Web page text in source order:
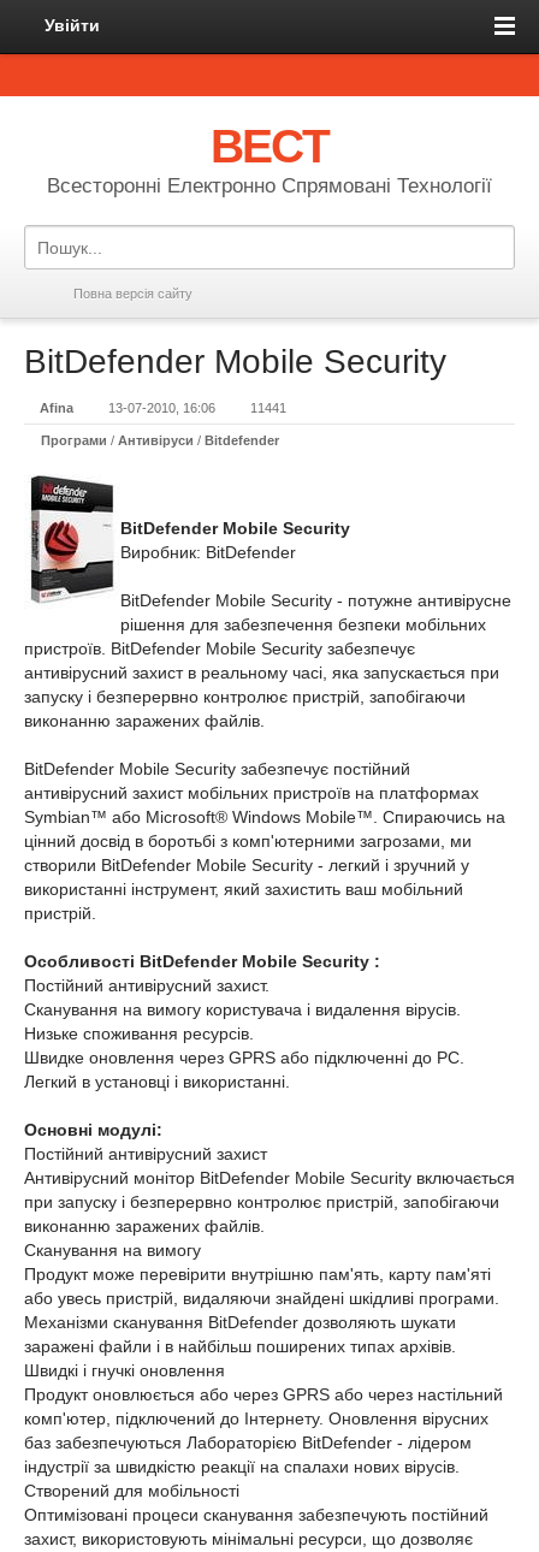
Увійти
ВЕСТ
Всесторонні Електронно Спрямовані Технології
Повна версія сайту
BitDefender Mobile Security
Afina 13-07-2010, 16:06 11441
Програми / Антивіруси / Bitdefender
BitDefender Mobile Security
Виробник: BitDefender
BitDefender Mobile Security - потужне антивірусне
рішення для забезпечення безпеки мобільних
пристроїв. BitDefender Mobile Security забезпечує
антивірусний захист в реальному часі, яка запускається при
запуску і безперервно контролює пристрій, запобігаючи
виконанню заражених файлів.
BitDefender Mobile Security забезпечує постійний
антивірусний захист мобільних пристроїв на платформах
Symbian™ або Microsoft® Windows Mobile™. Спираючись на
цінний досвід в боротьбі з комп'ютерними загрозами, ми
створили BitDefender Mobile Security - легкий і зручний у
використанні інструмент, який захистить ваш мобільний
пристрій.
Особливості BitDefender Mobile Security :
Постійний антивірусний захист.
Сканування на вимогу користувача і видалення вірусів.
Низьке споживання ресурсів.
Швидке оновлення через GPRS або підключенні до PC.
Легкий в установці і використанні.
Основні модулі:
Постійний антивірусний захист
Антивірусний монітор BitDefender Mobile Security включається
при запуску і безперервно контролює пристрій, запобігаючи
виконанню заражених файлів.
Сканування на вимогу
Продукт може перевірити внутрішню пам'ять, карту пам'яті
або увесь пристрій, видаляючи знайдені шкідливі програми.
Механізми сканування BitDefender дозволяють шукати
заражені файли і в найбільш поширених типах архівів.
Швидкі і гнучкі оновлення
Продукт оновлюється або через GPRS або через настільний
комп'ютер, підключений до Інтернету. Оновлення вірусних
баз забезпечуються Лабораторією BitDefender - лідером
індустрії за швидкістю реакції на спалахи нових вірусів.
Створений для мобільності
Оптимізовані процеси сканування забезпечують постійний
захист, використовують мінімальні ресурси, що дозволяє